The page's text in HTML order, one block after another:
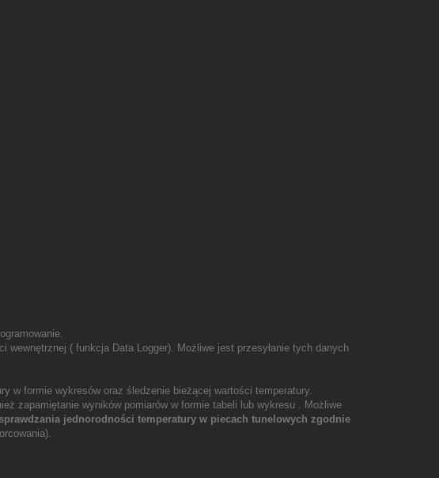
( funkcja Data Logger). Możliwe jest przesyłanie tych danych
w formie wykresów oraz śledzenie bieżącej wartości temperatury.
zapamiętanie wyników pomiarów w formie tabeli lub wykresu . Możliwe
sprawdzania jednorodności temperatury w piecach tunelowych zgodnie